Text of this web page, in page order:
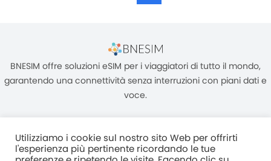
BNESIM offre soluzioni eSIM per i viaggiatori di tutto il mondo,
garantendo una connettività senza interruzioni con piani dati e
voce.
Utilizziamo i cookie sul nostro sito Web per offrirti
l'esperienza più pertinente ricordando le tue